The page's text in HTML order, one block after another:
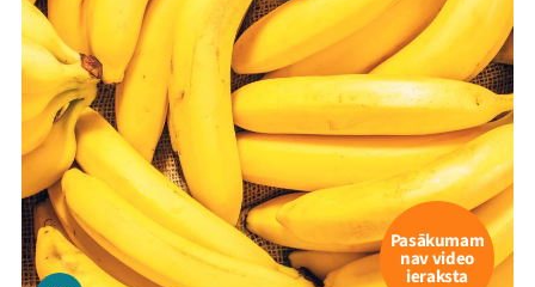
Pasākumam
nav video
ieraksta